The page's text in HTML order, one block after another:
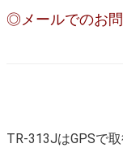
◎メールでのお
TR-313JはGPSで